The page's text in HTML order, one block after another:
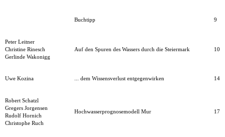
Buchtipp 9
Peter Leitner
Christine Rinesch
Gerlinde Wakonigg
Auf den Spuren des Wassers durch die Steiermark 10
Uwe Kozina ... dem Wissensverlust entgegenwirken 14
Robert Schatzl
Gregers Jorgensen
Rudolf Hornich
Christophe Ruch
Hochwasserprognosemodell Mur 17